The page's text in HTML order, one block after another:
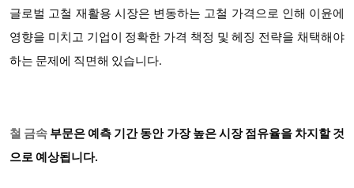
글로벌 고철 재활용 시장은 변동하는 고철 가격으로 인해 이윤에
영향을 미치고 기업이 정확한 가격 책정 및 헤징 전략을 채택해야
하는 문제에 직면해 있습니다.
철 금속 부문은 예측 기간 동안 가장 높은 시장 점유율을 차지할 것
으로 예상됩니다.